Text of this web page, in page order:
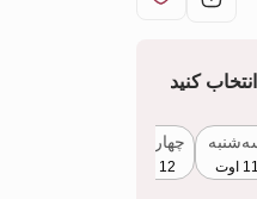
کنید
11 اوت
چهارشنبه
12 اوت